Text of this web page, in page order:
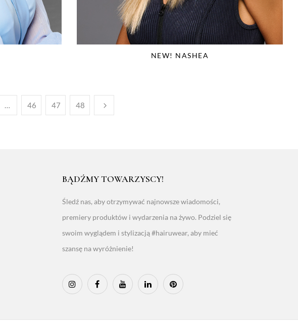
NEW! NASHEA
… 46 47 48
BĄDŹMY TOWARZYSCY!
Śledź nas, aby otrzymywać najnowsze wiadomości,
premiery produktów i wydarzenia na żywo. Podziel się
swoim wyglądem i stylizacją #hairuwear, aby mieć
szansę na wyróżnienie!